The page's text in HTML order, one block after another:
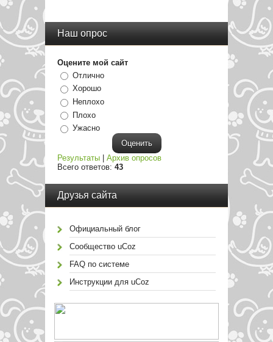
Наш опрос
Оцените мой сайт
Отлично
Хорошо
Неплохо
Плохо
Ужасно
Результаты | Архив опросов
Всего ответов: 43
Друзья сайта
Официальный блог
Сообщество uCoz
FAQ по системе
Инструкции для uCoz